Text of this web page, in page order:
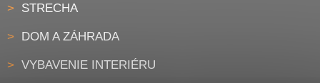
STRECHA
DOM A ZÁHRADA
VYBAVENIE INTERIÉRU